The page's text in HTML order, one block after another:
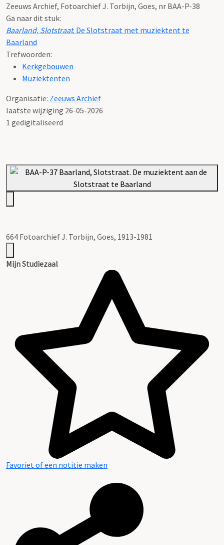
Zeeuws Archief, Fotoarchief J. Torbijn, Goes, nr BAA-P-38
Ga naar dit stuk:
Baarland, Slotstraat. De Slotstraat met muziektent te
Baarland
Trefwoorden:
Kerkgebouwen
Muziektenten
Organisatie: Zeeuws Archief
laatste wijziging 26-05-2026
1 gedigitaliseerd
664 Fotoarchief J. Torbijn, Goes, 1913-1981
Mijn Studiezaal
Favoriet of een notitie maken